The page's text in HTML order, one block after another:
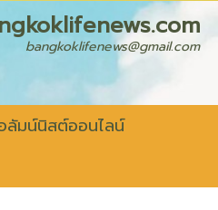
bangkoklifenews@gmail.com
ลัมน์นิสต์ออนไลน์